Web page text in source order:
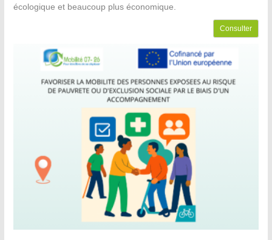
écologique et beaucoup plus économique.
Consulter